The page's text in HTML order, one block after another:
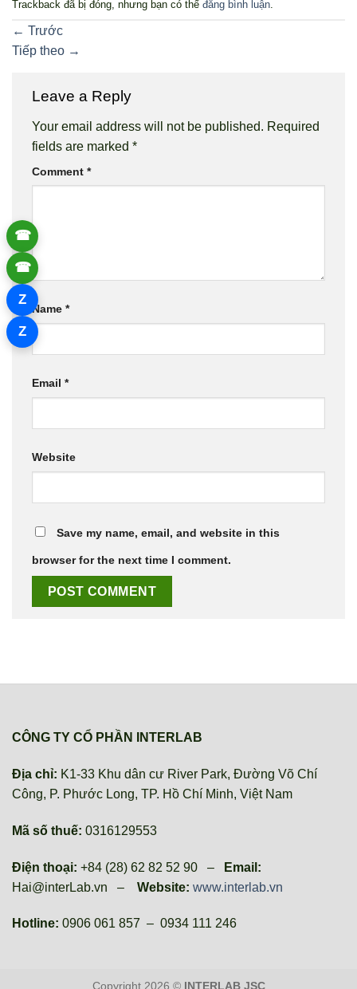
Trackback đã bị đóng, nhưng bạn có thể đăng bình luận.
← Trước
Tiếp theo →
Leave a Reply
Your email address will not be published. Required
fields are marked *
Comment *
Name *
Email *
Website
Save my name, email, and website in this
browser for the next time I comment.
CÔNG TY CỔ PHẦN INTERLAB
Địa chỉ: K1-33 Khu dân cư River Park, Đường Võ Chí
Công, P. Phước Long, TP. Hồ Chí Minh, Việt Nam
Mã số thuế: 0316129553
Điện thoại: +84 (28) 62 82 52 90 –
Email:
Hai@interLab.vn – Website: www.interlab.vn
Hotline: 0906 061 857 – 0934 111 246
Copyright 2026 © INTERLAB JSC
☎
☎
Z
Z